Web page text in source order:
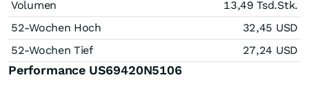
Volumen
13,49 Tsd.Stk.
52-Wochen Hoch
32,45 USD
52-Wochen Tief
27,24 USD
Performance US69420N5106